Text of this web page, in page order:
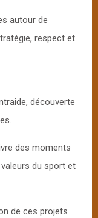
autour de
respect et
découverte
des moments
du sport et
de ces projets